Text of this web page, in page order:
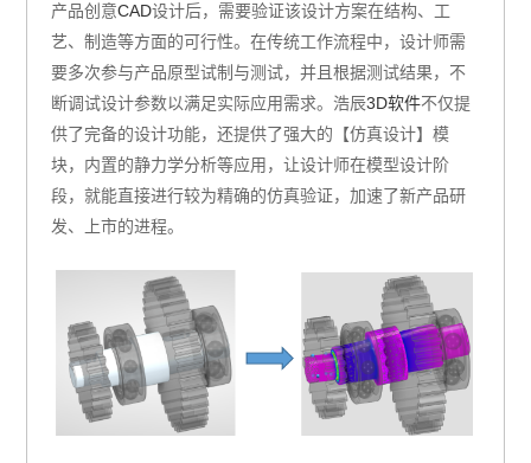
产品创意CAD设计后，需要验证该设计方案在结构、工
艺、制造等方面的可行性。在传统工作流程中，设计师需
要多次参与产品原型试制与测试，并且根据测试结果，不
断调试设计参数以满足实际应用需求。浩辰3D软件不仅提
供了完备的设计功能，还提供了强大的【仿真设计】模
块，内置的静力学分析等应用，让设计师在模型设计阶
段，就能直接进行较为精确的仿真验证，加速了新产品研
发、上市的进程。